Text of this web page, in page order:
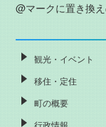
@マークに置き換
観光・イベント
移住・定住
町の概要